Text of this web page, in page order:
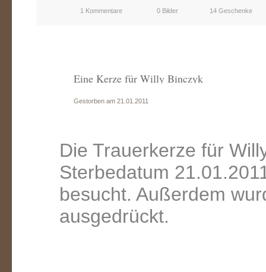
1 Kommentare 0 Bilder 14 Geschenke
Eine Kerze für Willy Binczyk
Gestorben am 21.01.2011
Die Trauerkerze für
Sterbedatum
besucht. Außerdem
ausgedrückt.